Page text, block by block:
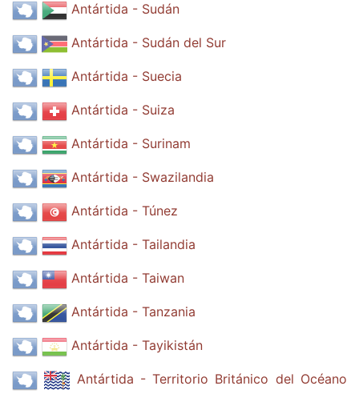
Antártida - Sudán
Antártida - Sudán del Sur
Antártida - Suecia
Antártida - Suiza
Antártida - Surinam
Antártida - Swazilandia
Antártida - Túnez
Antártida - Tailandia
Antártida - Taiwan
Antártida - Tanzania
Antártida - Tayikistán
Antártida - Territorio Británico del Océano